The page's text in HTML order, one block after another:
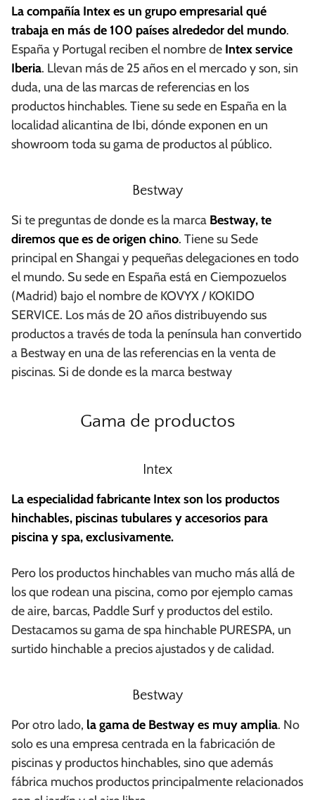
La compañía Intex es un grupo empresarial qué
trabaja en más de 100 países alrededor del mundo.
España y Portugal reciben el nombre de Intex service
Iberia. Llevan más de 25 años en el mercado y son, sin
duda, una de las marcas de referencias en los
productos hinchables. Tiene su sede en España en la
localidad alicantina de Ibi, dónde exponen en un
showroom toda su gama de productos al público.
Bestway
Si te preguntas de donde es la marca Bestway, te
diremos que es de origen chino. Tiene su Sede
principal en Shangai y pequeñas delegaciones en todo
el mundo. Su sede en España está en Ciempozuelos
(Madrid) bajo el nombre de KOVYX / KOKIDO
SERVICE. Los más de 20 años distribuyendo sus
productos a través de toda la península han convertido
a Bestway en una de las referencias en la venta de
piscinas. Si de donde es la marca bestway
Gama de productos
Intex
La especialidad fabricante Intex son los productos
hinchables, piscinas tubulares y accesorios para
piscina y spa, exclusivamente.
Pero los productos hinchables van mucho más allá de
los que rodean una piscina, como por ejemplo camas
de aire, barcas, Paddle Surf y productos del estilo.
Destacamos su gama de spa hinchable PURESPA, un
surtido hinchable a precios ajustados y de calidad.
Bestway
Por otro lado, la gama de Bestway es muy amplia. No
solo es una empresa centrada en la fabricación de
piscinas y productos hinchables, sino que además
fábrica muchos productos principalmente relacionados